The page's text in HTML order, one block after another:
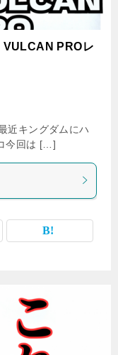
VULCAN PROレ
近キングダムにハ
今回は […]